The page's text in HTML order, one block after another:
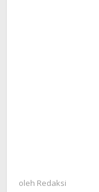
oleh Redaksi